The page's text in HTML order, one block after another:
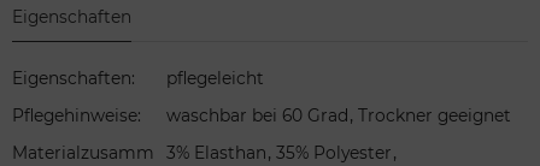
Eigenschaften
Eigenschaften:
pflegeleicht
Pflegehinweise: waschbar bei 60 Grad , Trockner geeignet
Materialzusamm
3% Elasthan, 35% Polyester,